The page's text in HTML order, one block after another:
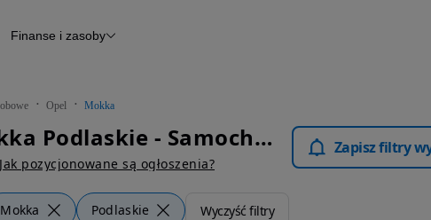
Raport z inspekcji
Otomoto News
Finanse i zasoby
Opel Mokka
Opel Mokka Podlaskie - Samochody Osobowe
Jak pozycjonowane są ogłoszenia?
Zapisz filtry
Mokka Podlaskie Wyczyść filtry